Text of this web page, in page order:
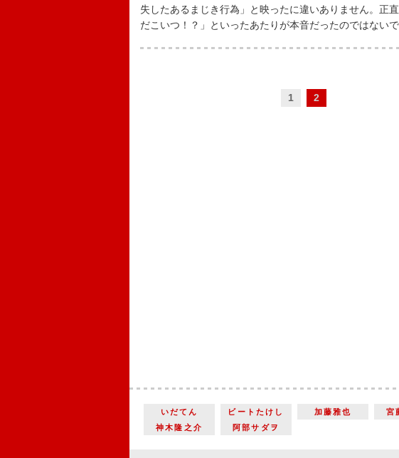
失したあるまじき行為」と映ったに違いありません。正
だこいつ！？」といったあたりが本音だったのではないで
1 2
いだてん ビートたけし 加藤雅也 宮
神木隆之介
阿部サダヲ